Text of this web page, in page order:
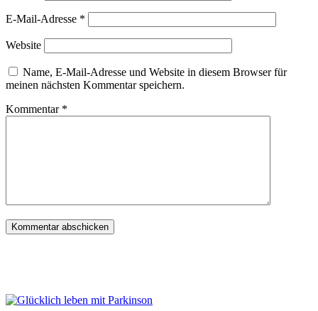
E-Mail-Adresse *
Website
Name, E-Mail-Adresse und Website in diesem Browser für
meinen nächsten Kommentar speichern.
Kommentar *